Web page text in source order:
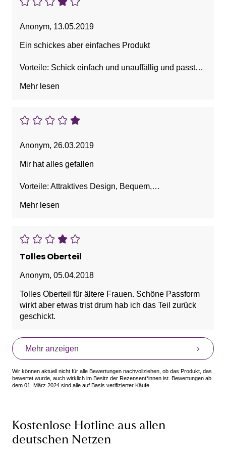
Anonym, 13.05.2019
Ein schickes aber einfaches Produkt
Vorteile: Schick einfach und unauffällig und passt
Nachteile: eigentlich keine Nachteile
Mehr lesen
Anonym, 26.03.2019
Mir hat alles gefallen
Vorteile: Attraktives Design, Bequem,
Mehr lesen
Tolles Oberteil
Anonym, 05.04.2018
Tolles Oberteil für ältere Frauen. Schöne Passform
wirkt aber etwas trist drum hab ich das Teil zurück
geschickt.
Mehr anzeigen
Wir können aktuell nicht für alle Bewertungen nachvollziehen, ob das Produkt, das
bewertet wurde, auch wirklich im Besitz der Rezensent*innen ist. Bewertungen ab
dem 01. März 2024 sind alle auf Basis verifizierter Käufe.
Kostenlose Hotline aus allen
deutschen Netzen